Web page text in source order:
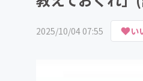
2025/10/04 07:55 い